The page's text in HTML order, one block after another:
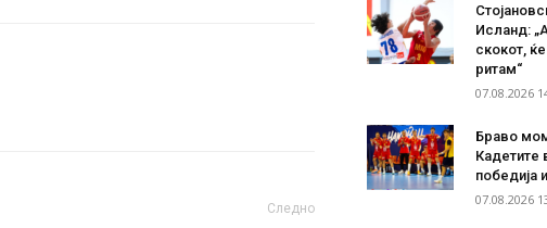
Следно
Исланд:
скокот,
ритам“
07.08.2026
Браво
Кадетите
победија
07.08.2026